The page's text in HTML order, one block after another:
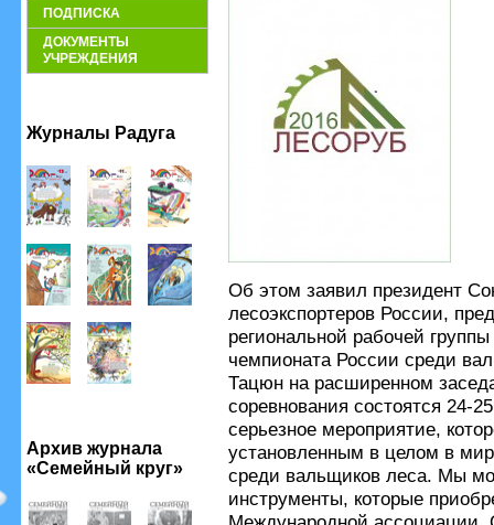
ПОДПИСКА
ДОКУМЕНТЫ
УЧРЕЖДЕНИЯ
Журналы Радуга
Архив журнала
«Семейный круг»
Об этом заявил президент
лесоэкспортеров России,
региональной рабочей
чемпионата России среди
Тацюн на расширенном
соревнования состоятся 24-
серьезное мероприятие,
установленным в целом в
среди вальщиков леса. Мы
инструменты, которые